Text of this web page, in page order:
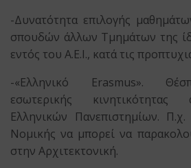
-Δυνατότητα επιλογής
σπουδών άλλων Τμημάτων της
εντός του Α.Ε.Ι., κατά τις
-«Ελληνικό Erasmus».
εσωτερικής κινητικότητας
Ελληνικών Πανεπιστημίων.
Νομικής να μπορεί να
στην Αρχιτεκτονική.